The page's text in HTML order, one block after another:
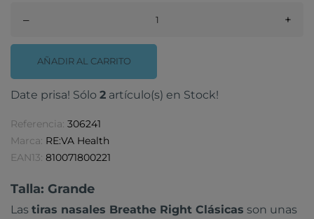
– +
AÑADIR AL CARRITO
Date prisa! Sólo 2 artículo(s) en Stock!
Referencia: 306241
Marca: RE:VA Health
EAN13: 810071800221
Talla: Grande
Las tiras nasales Breathe Right Clásicas son unas